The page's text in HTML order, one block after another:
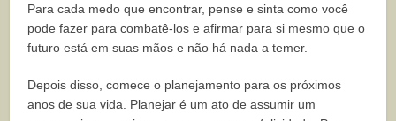
Para cada medo que encontrar, pense e sinta como você
pode fazer para combatê-los e afirmar para si mesmo que o
futuro está em suas mãos e não há nada a temer.
Depois disso, comece o planejamento para os próximos
anos de sua vida. Planejar é um ato de assumir um